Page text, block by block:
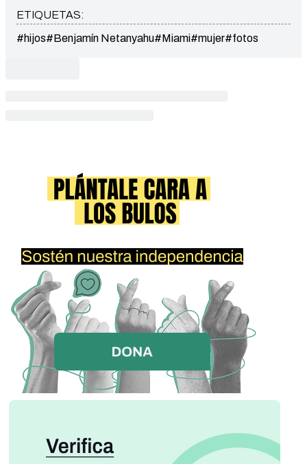
ETIQUETAS:
#hijos#Benjamín Netanyahu#Miami#mujer#fotos